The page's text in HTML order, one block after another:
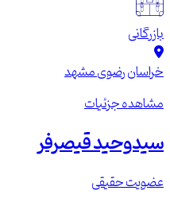
بازرگانی
خراسان رضویمشهد
مشاهده جزئیات
سیدوحید قیصرفر
عضویت حقیقی